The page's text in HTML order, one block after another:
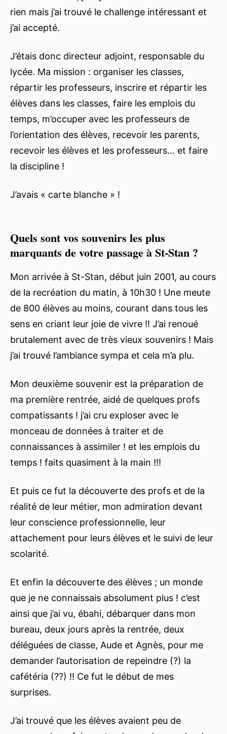
rien mais j’ai trouvé le challenge intéressant et
j’ai accepté.
J’étais donc directeur adjoint, responsable du
lycée. Ma mission : organiser les classes,
répartir les professeurs, inscrire et répartir les
élèves dans les classes, faire les emplois du
temps, m’occuper avec les professeurs de
l’orientation des élèves, recevoir les parents,
recevoir les élèves et les professeurs… et faire
la discipline !
J’avais « carte blanche » !
Quels sont vos souvenirs les plus
marquants de votre passage à St-Stan ?
Mon arrivée à St-Stan, début juin 2001, au cours
de la recréation du matin, à 10h30 ! Une meute
de 800 élèves au moins, courant dans tous les
sens en criant leur joie de vivre !! J’ai renoué
brutalement avec de très vieux souvenirs ! Mais
j’ai trouvé l’ambiance sympa et cela m’a plu.
Mon deuxième souvenir est la préparation de
ma première rentrée, aidé de quelques profs
compatissants ! j’ai cru exploser avec le
monceau de données à traiter et de
connaissances à assimiler ! et les emplois du
temps ! faits quasiment à la main !!!
Et puis ce fut la découverte des profs et de la
réalité de leur métier, mon admiration devant
leur conscience professionnelle, leur
attachement pour leurs élèves et le suivi de leur
scolarité.
Et enfin la découverte des élèves ; un monde
que je ne connaissais absolument plus ! c’est
ainsi que j’ai vu, ébahi, débarquer dans mon
bureau, deux jours après la rentrée, deux
déléguées de classe, Aude et Agnès, pour me
demander l’autorisation de repeindre (?) la
cafétéria (??) !! Ce fut le début de mes
surprises.
J’ai trouvé que les élèves avaient peu de